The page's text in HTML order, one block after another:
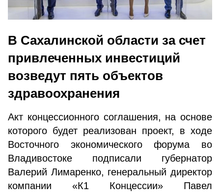
В Сахалинской области за счет
привлеченных инвестиций
возведут пять объектов
здравоохранения
Акт концессионного соглашения, на основе
которого будет реализован проект, в ходе
Восточного экономического форума во
Владивостоке подписали губернатор
Валерий Лимаренко, генеральный директор
компании «К1 Концессии» Павел